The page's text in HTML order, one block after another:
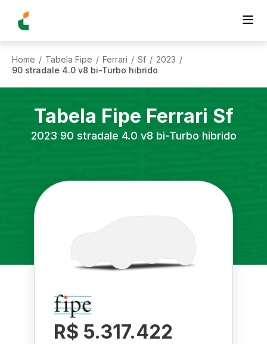
Home / Tabela Fipe / Ferrari / Sf / 2023 /
90 stradale 4.0 v8 bi-Turbo hibrido
Tabela Fipe Ferrari Sf
2023 90 stradale 4.0 v8 bi-Turbo hibrido
R$ 5.317.422